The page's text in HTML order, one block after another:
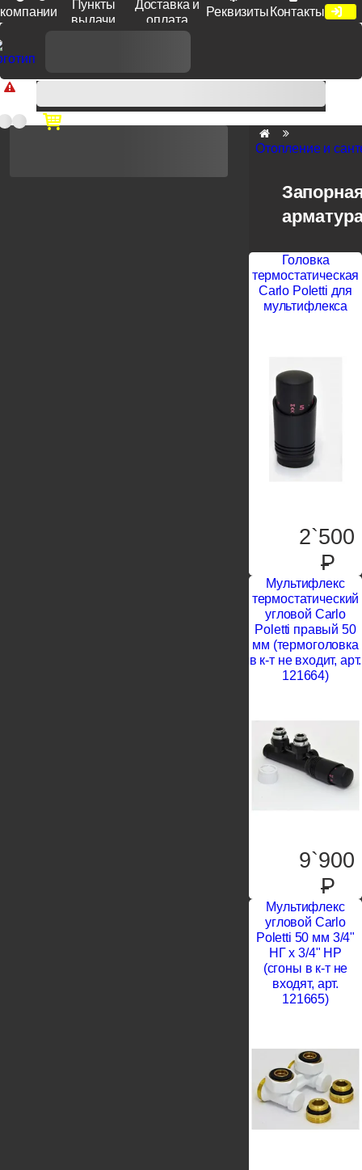
компании
Пункты
выдачи
Доставка и
оплата
Реквизиты Контакты
Доп. скидка от цен на сайте 7% при заказе от 50 тыс. руб
продукции Venezia, Fratelli, Tupai, Extreza, Melodia, Forme при
оплате по счету.
Отопление и
Головка
термостатическая
Carlo Poletti для
мультифлекса
2`500
P
Мультифлекс
термостатический
угловой Carlo
Poletti правый 50
мм (термоголовка
в к-т не входит, арт.
121664)
9`900
P
Мультифлекс
угловой Carlo
Poletti 50 мм 3/4"
НГ х 3/4" НР
(сгоны в к-т не
входят, арт.
121665)